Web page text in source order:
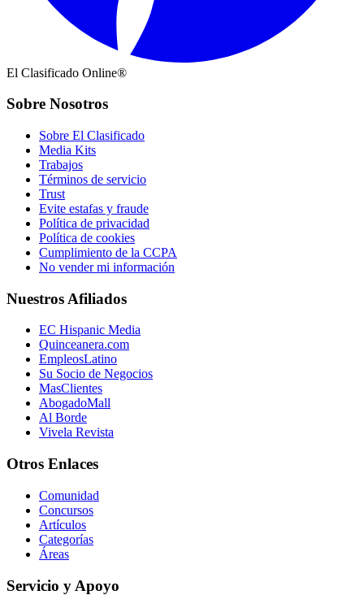
El Clasificado Online®
Sobre Nosotros
Sobre El Clasificado
Media Kits
Trabajos
Términos de servicio
Trust
Evite estafas y fraude
Política de privacidad
Política de cookies
Cumplimiento de la CCPA
No vender mi información
Nuestros Afiliados
EC Hispanic Media
Quinceanera.com
EmpleosLatino
Su Socio de Negocios
MasClientes
AbogadoMall
Al Borde
Vivela Revista
Otros Enlaces
Comunidad
Concursos
Artículos
Categorías
Áreas
Servicio y Apoyo